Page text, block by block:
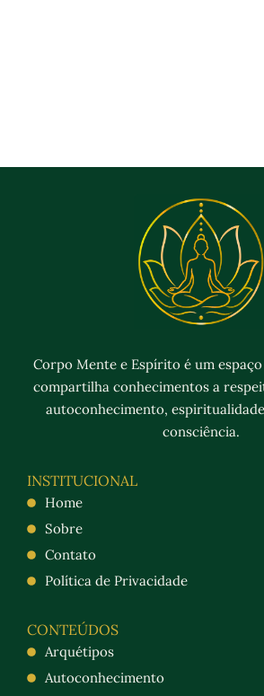
Corpo Mente e Espírito é um
compartilha conhecimentos a
autoconhecimento,
consciência.
INSTITUCIONAL
Home
Sobre
Contato
Política de Privacidade
CONTEÚDOS
Arquétipos
Autoconhecimento